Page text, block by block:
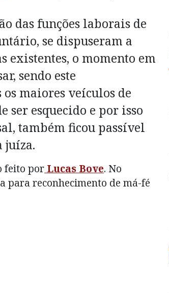
das funções laborais de
se dispuseram a
existentes, o momento em
sendo este
maiores veículos de
ser esquecido e por isso
também ficou passível
juíza.
feito por Lucas Bove. No
para reconhecimento de má-fé